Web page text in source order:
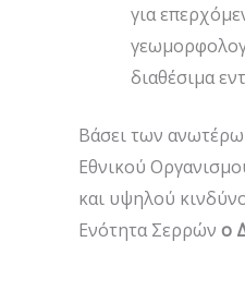
για
διαθέσιμα
Βάσει των ανωτέρω
Εθνικού
και υψηλού
Ενότητα Σερρών ο